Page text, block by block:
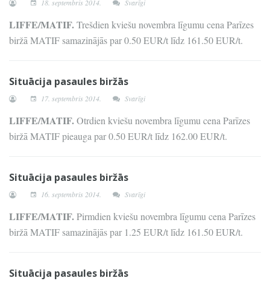
18. septembris 2014. Svarīgi
LIFFE/MATIF.Trešdien kviešu novembra līgumu cena Parīzes
biržā MATIF samazinājās par 0.50 EUR/t līdz 161.50 EUR/t.
Situācija pasaules biržās
17. septembris 2014. Svarīgi
LIFFE/MATIF.Otrdien kviešu novembra līgumu cena Parīzes
biržā MATIF pieauga par 0.50 EUR/t līdz 162.00 EUR/t.
Situācija pasaules biržās
16. septembris 2014. Svarīgi
LIFFE/MATIF.Pirmdien kviešu novembra līgumu cena Parīzes
biržā MATIF samazinājās par 1.25 EUR/t līdz 161.50 EUR/t.
Situācija pasaules biržās